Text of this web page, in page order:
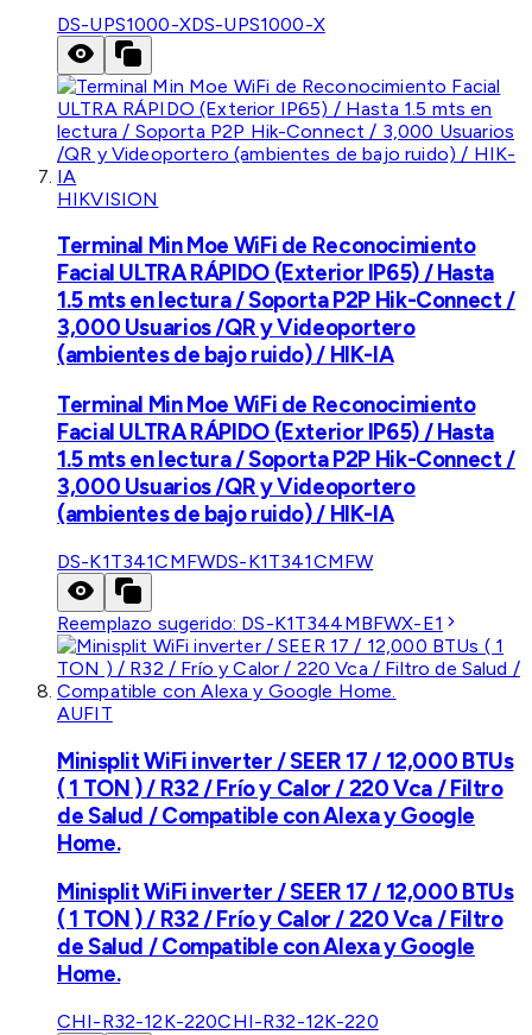
DS-UPS1000-XDS-UPS1000-X
HIKVISION
Terminal Min Moe WiFi de Reconocimiento
Facial ULTRA RÁPIDO (Exterior IP65) / Hasta
1.5 mts en lectura / Soporta P2P Hik-Connect /
3,000 Usuarios /QR y Videoportero
(ambientes de bajo ruido) / HIK-IA
Terminal Min Moe WiFi de Reconocimiento
Facial ULTRA RÁPIDO (Exterior IP65) / Hasta
1.5 mts en lectura / Soporta P2P Hik-Connect /
3,000 Usuarios /QR y Videoportero
(ambientes de bajo ruido) / HIK-IA
DS-K1T341CMFWDS-K1T341CMFW
Reemplazo sugerido: DS-K1T344MBFWX-E1
AUFIT
Minisplit WiFi inverter / SEER 17 / 12,000 BTUs
( 1 TON ) / R32 / Frío y Calor / 220 Vca / Filtro
de Salud / Compatible con Alexa y Google
Home.
Minisplit WiFi inverter / SEER 17 / 12,000 BTUs
( 1 TON ) / R32 / Frío y Calor / 220 Vca / Filtro
de Salud / Compatible con Alexa y Google
Home.
CHI-R32-12K-220CHI-R32-12K-220